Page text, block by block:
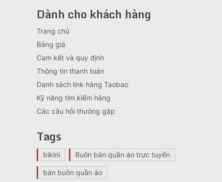
Dành cho khách hàng
Trang chủ
Bảng giá
Cam kết và quy định
Thông tin thanh toán
Danh sách link hàng Taobao
Kỹ năng tìm kiếm hàng
Các câu hỏi thường gặp
Tags
bikini Buôn bán quần áo trực tuyến
bán buôn quần áo